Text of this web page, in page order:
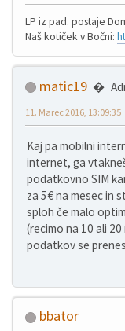
LP iz pad. postaje
Naš kotiček v Bočni:
matic19
11. Marec 2016, 13:09:35
Kaj pa mobilni
internet, ga
podatkovno SIM
za 5€ na mesec in
sploh če malo
(recimo na 10 ali
podatkov se
bbator